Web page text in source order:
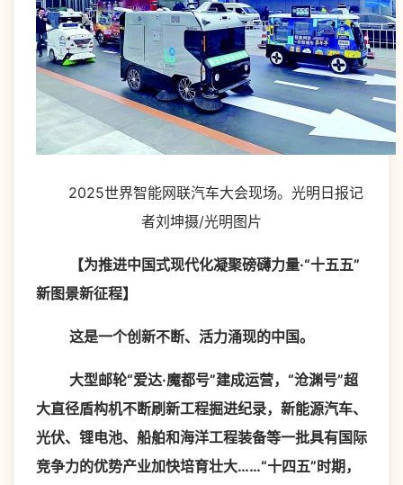
2025世界智能网联汽车大会现场。光明日报记
者刘坤摄/光明图片
【为推进中国式现代化凝聚磅礴力量·“十五五”
新图景新征程】
这是一个创新不断、活力涌现的中国。
大型邮轮“爱达·魔都号”建成运营，“沧渊号”超
大直径盾构机不断刷新工程掘进纪录，新能源汽车、
光伏、锂电池、船舶和海洋工程装备等一批具有国际
竞争力的优势产业加快培育壮大……“十四五”时期，